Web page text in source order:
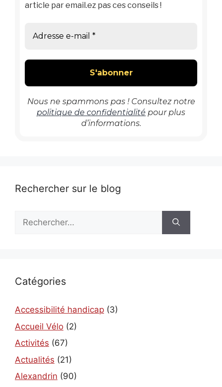
article par email.ez pas ces conseils !
Nous ne spammons pas ! Consultez notre
politique de confidentialité pour plus
d’informations.
Rechercher sur le blog
Rechercher :
Catégories
Accessibilité handicap (3)
Accueil Vélo (2)
Activités (67)
Actualités (21)
Alexandrin (90)